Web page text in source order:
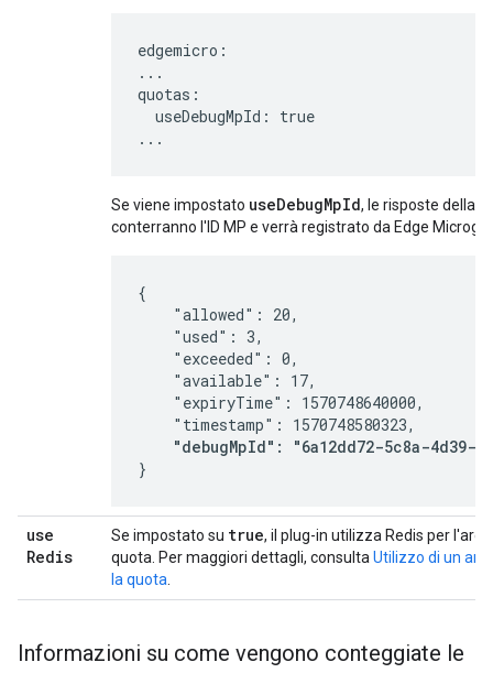
edgemicro:
...
quotas:
  useDebugMpId: true
...
Se viene impostato useDebugMpId, le risposte della
conterranno l'ID MP e verrà registrato da Edge
{
    "allowed": 20,
    "used": 3,
    "exceeded": 0,
    "available": 17,
    "expiryTime": 1570748640000,
    "timestamp": 1570748580323,
"debugMpId": "6a12dd72-5c8a-4d39-
}
use
Redis
Se impostato su true, il plug-in utilizza Redis per
quota. Per maggiori dettagli, consulta Utilizzo di un
la quota
Informazioni su come vengono conteggiate le